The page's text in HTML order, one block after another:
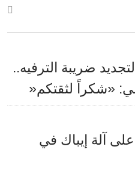
ضريبة الترفيه..
«شكراً لثقتكم«
آلة إيباك في